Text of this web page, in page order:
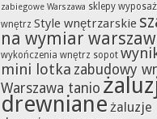
zabiegowe Warszawa sklepy
wnętrz Style wnętrzarskie
na wymiar
wykończenia wnętrz sopot
mini lotka zabudowy
Warszawa tanio
drewniane żaluzje